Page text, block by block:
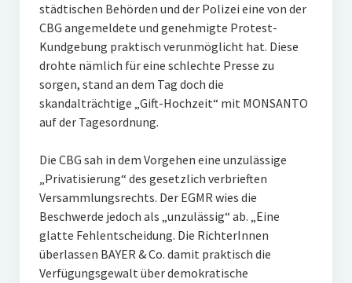
städtischen Behörden und der Polizei eine von der
CBG angemeldete und genehmigte Protest-
Kundgebung praktisch verunmöglicht hat. Diese
drohte nämlich für eine schlechte Presse zu
sorgen, stand an dem Tag doch die
skandalträchtige „Gift-Hochzeit“ mit MONSANTO
auf der Tagesordnung.
Die CBG sah in dem Vorgehen eine unzulässige
„Privatisierung“ des gesetzlich verbrieften
Versammlungsrechts. Der EGMR wies die
Beschwerde jedoch als „unzulässig“ ab. „Eine
glatte Fehlentscheidung. Die RichterInnen
überlassen BAYER & Co. damit praktisch die
Verfügungsgewalt über demokratische